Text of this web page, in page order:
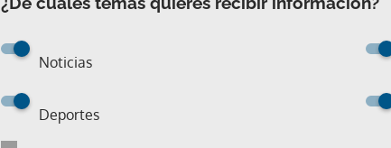
Noticias
Deportes